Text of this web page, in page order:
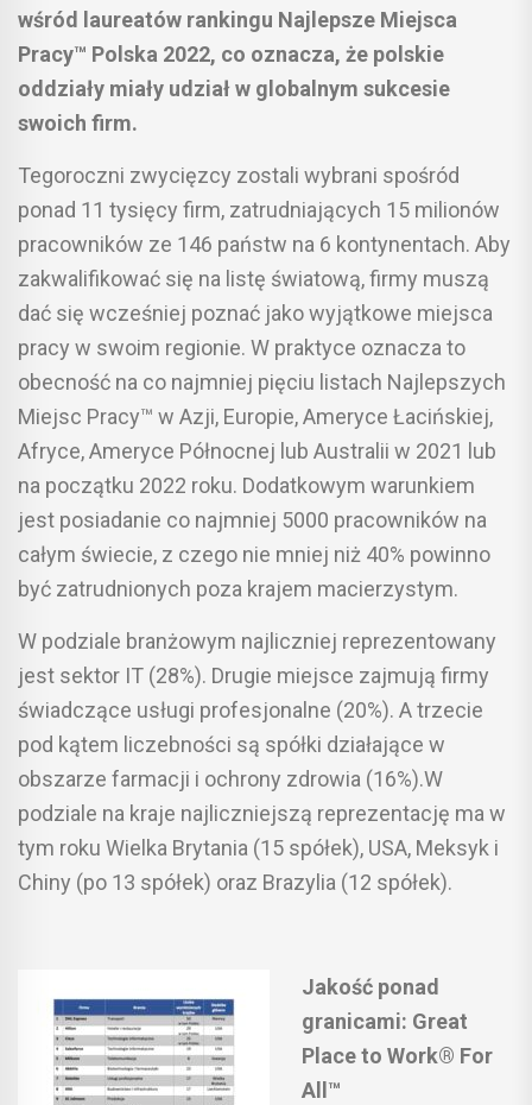
wśród laureatów rankingu Najlepsze Miejsca
Pracy™ Polska 2022, co oznacza, że polskie
oddziały miały udział w globalnym sukcesie
swoich firm.
Tegoroczni zwycięzcy zostali wybrani spośród
ponad 11 tysięcy firm, zatrudniających 15 milionów
pracowników ze 146 państw na 6 kontynentach. Aby
zakwalifikować się na listę światową, firmy muszą
dać się wcześniej poznać jako wyjątkowe miejsca
pracy w swoim regionie. W praktyce oznacza to
obecność na co najmniej pięciu listach Najlepszych
Miejsc Pracy™ w Azji, Europie, Ameryce Łacińskiej,
Afryce, Ameryce Północnej lub Australii w 2021 lub
na początku 2022 roku. Dodatkowym warunkiem
jest posiadanie co najmniej 5000 pracowników na
całym świecie, z czego nie mniej niż 40% powinno
być zatrudnionych poza krajem macierzystym.
W podziale branżowym najliczniej reprezentowany
jest sektor IT (28%). Drugie miejsce zajmują firmy
świadczące usługi profesjonalne (20%). A trzecie
pod kątem liczebności są spółki działające w
obszarze farmacji i ochrony zdrowia (16%).W
podziale na kraje najliczniejszą reprezentację ma w
tym roku Wielka Brytania (15 spółek), USA, Meksyk i
Chiny (po 13 spółek) oraz Brazylia (12 spółek).
Jakość ponad
granicami: Great
Place to Work® For
All™